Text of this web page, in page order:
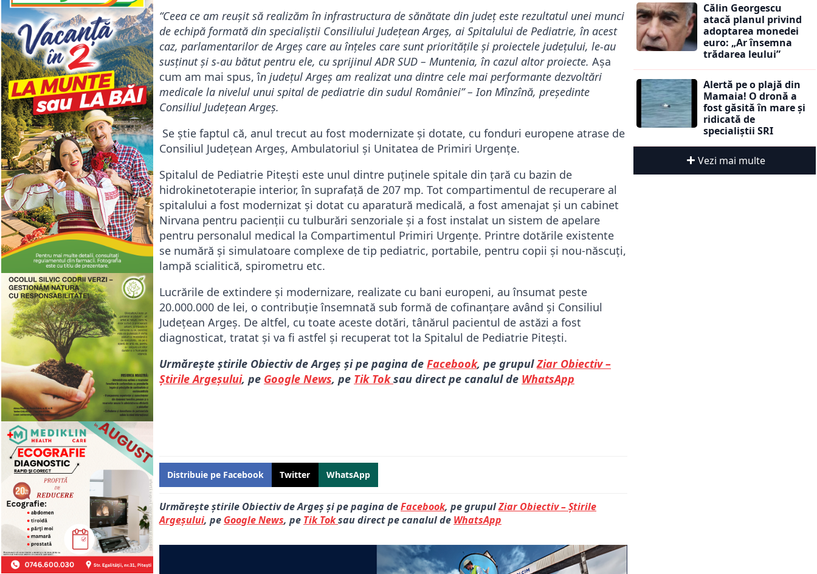
“Ceea ce am reușit să realizăm în infrastructura de sănătate din județ este rezultatul unei munci
de echipă formată din specialiștii Consiliului Județean Argeș, ai Spitalului de Pediatrie, în acest
caz, parlamentarilor de Argeș care au înțeles care sunt prioritățile și proiectele județului, le-au
susținut și s-au bătut pentru ele, cu sprijinul ADR SUD – Muntenia, în cazul altor proiecte. Așa
cum am mai spus, în județul Argeș am realizat una dintre cele mai performante dezvoltări
medicale la nivelul unui spital de pediatrie din sudul României” – Ion Mînzînă, președinte
Consiliul Județean Argeș.
Se știe faptul că, anul trecut au fost modernizate și dotate, cu fonduri europene atrase de
Consiliul Județean Argeș, Ambulatoriul și Unitatea de Primiri Urgențe.
Spitalul de Pediatrie Pitești este unul dintre puținele spitale din țară cu bazin de
hidrokinetoterapie interior, în suprafață de 207 mp. Tot compartimentul de recuperare al
spitalului a fost modernizat și dotat cu aparatură medicală, a fost amenajat și un cabinet
Nirvana pentru pacienții cu tulburări senzoriale și a fost instalat un sistem de apelare
pentru personalul medical la Compartimentul Primiri Urgențe. Printre dotările existente
se numără și simulatoare complexe de tip pediatric, portabile, pentru copii și nou-născuți,
lampă scialitică, spirometru etc.
Lucrările de extindere și modernizare, realizate cu bani europeni, au însumat peste
20.000.000 de lei, o contribuție însemnată sub formă de cofinanțare având și Consiliul
Județean Argeș. De altfel, cu toate aceste dotări, tânărul pacientul de astăzi a fost
diagnosticat, tratat și va fi astfel și recuperat tot la Spitalul de Pediatrie Pitești.
Urmărește știrile Obiectiv de Argeș și pe pagina de Facebook, pe grupulZiar Obiectiv –
Știrile Argeșului, pe Google News, pe Tik Toksau direct pe canalul de WhatsApp
Distribuie pe Facebook Twitter WhatsApp
Urmărește știrile Obiectiv de Argeș și pe pagina deFacebook, pe grupulZiar Obiectiv – Știrile
Argeșului, pe Google News, pe Tik Toksau direct pe canalul de WhatsApp
Călin Georgescu
atacă planul privind
adoptarea monedei
euro: „Ar însemna
trădarea leului”
Alertă pe o plajă din
Mamaia! O dronă a
fost găsită în mare și
ridicată de
specialiștii SRI
Vezi mai multe